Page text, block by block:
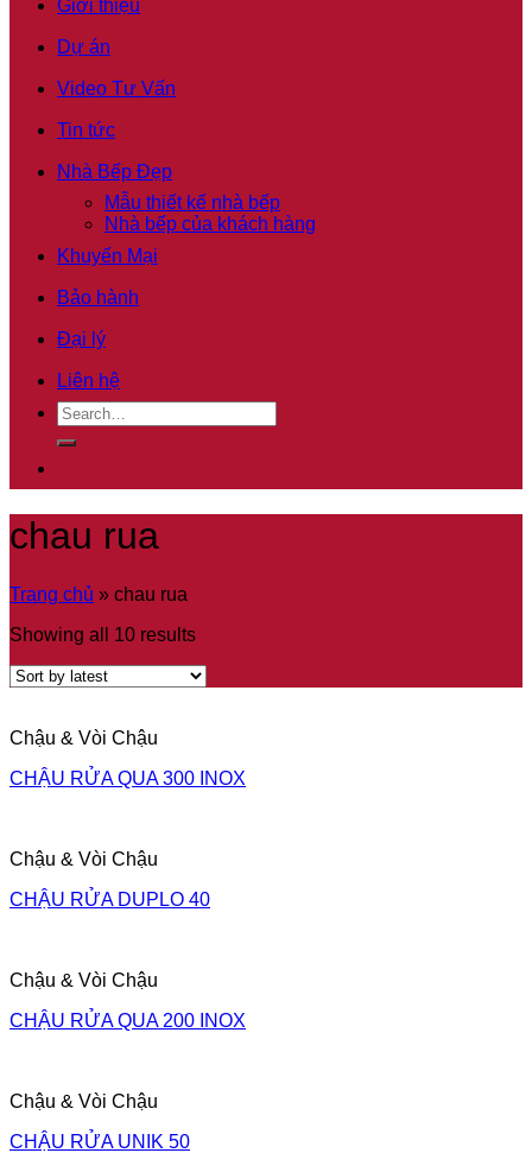
Giới thiệu
Dự án
Video Tư Vấn
Tin tức
Nhà Bếp Đẹp
Mẫu thiết kế nhà bếp
Nhà bếp của khách hàng
Khuyến Mại
Bảo hành
Đại lý
Liên hệ
Search
for:
chau rua
Trang chủ » chau rua
Showing all 10 results
Chậu & Vòi Chậu
CHẬU RỬA QUA 300 INOX
Chậu & Vòi Chậu
CHẬU RỬA DUPLO 40
Chậu & Vòi Chậu
CHẬU RỬA QUA 200 INOX
Chậu & Vòi Chậu
CHẬU RỬA UNIK 50